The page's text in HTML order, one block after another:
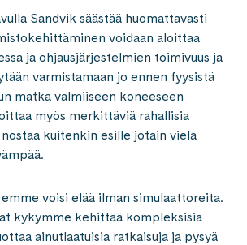
Sandvik säästää huomattavasti
voidaan aloittaa
ja ohjausjärjestelmien toimivuus ja
varmistamaan jo ennen fyysistä
matka valmiiseen koneeseen
myös merkittäviä rahallisia
kuitenkin esille jotain vielä
voisi elää ilman simulaattoreita.
kykymme kehittää kompleksisia
ainutlaatuisia ratkaisuja ja pysyä